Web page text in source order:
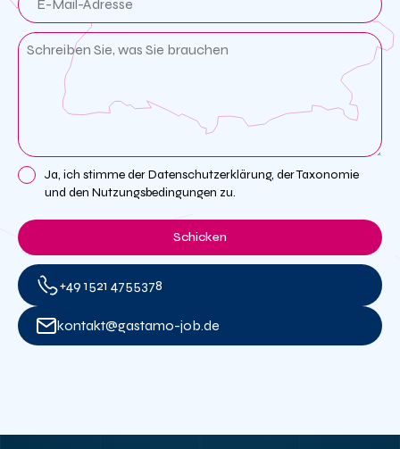
Ja, ich stimme der Datenschutzerklärung, der Taxonomie
und den Nutzungsbedingungen zu.
Schicken
oder
+49 1521 4755378
kontakt@gastamo-job.de